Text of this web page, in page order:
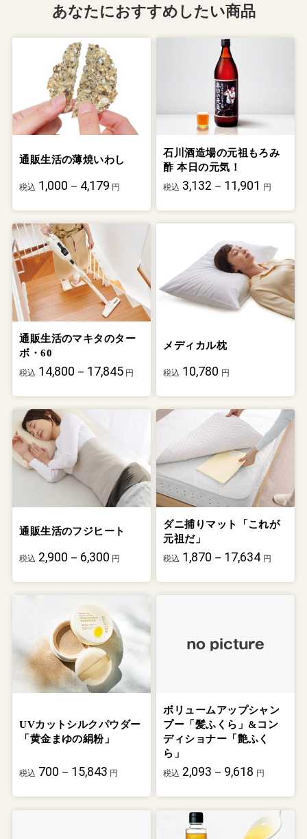
あなたにおすすめしたい商品
通販生活の薄焼いわし
税込 1,000－4,179 円
石川酒造場の元祖もろみ
酢 本日の元気！
税込 3,132－11,901 円
通販生活のマキタのター
ボ・60
税込 14,800－17,845 円
メディカル枕
税込 10,780 円
通販生活のフジヒート
税込 2,900－6,300 円
ダニ捕りマット「これが
元祖だ」
税込 1,870－17,634 円
UVカットシルクパウダー
「黄金まゆの絹粉」
税込 700－15,843 円
ボリュームアップシャン
プー「髪ふくら」&コン
ディショナー「艶ふく
ら」
税込 2,093－9,618 円